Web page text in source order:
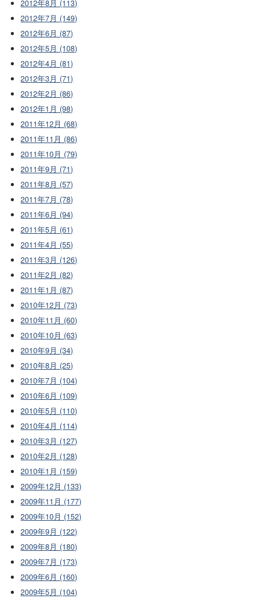
2012年8月 (113)
2012年7月 (149)
2012年6月 (87)
2012年5月 (108)
2012年4月 (81)
2012年3月 (71)
2012年2月 (86)
2012年1月 (98)
2011年12月 (68)
2011年11月 (86)
2011年10月 (79)
2011年9月 (71)
2011年8月 (57)
2011年7月 (78)
2011年6月 (94)
2011年5月 (61)
2011年4月 (55)
2011年3月 (126)
2011年2月 (82)
2011年1月 (87)
2010年12月 (73)
2010年11月 (60)
2010年10月 (63)
2010年9月 (34)
2010年8月 (25)
2010年7月 (104)
2010年6月 (109)
2010年5月 (110)
2010年4月 (114)
2010年3月 (127)
2010年2月 (128)
2010年1月 (159)
2009年12月 (133)
2009年11月 (177)
2009年10月 (152)
2009年9月 (122)
2009年8月 (180)
2009年7月 (173)
2009年6月 (160)
2009年5月 (104)